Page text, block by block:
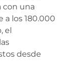
con una
los 180.000
el
desde